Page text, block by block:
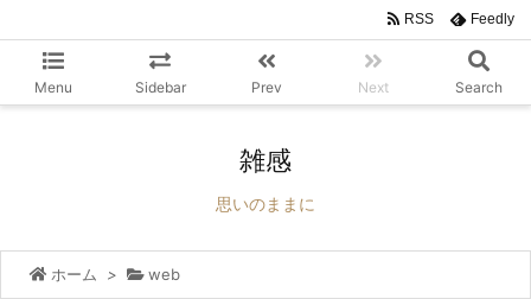
Menu Sidebar Prev Next Search
RSS Feedly
雑感
思いのままに
ホーム > web